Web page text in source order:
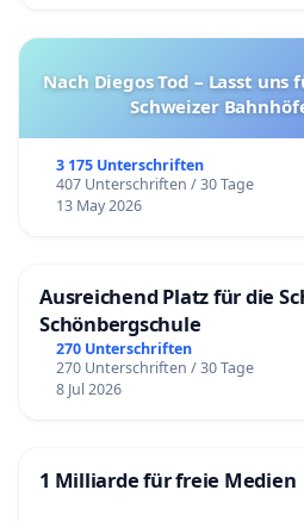
Nach Diegos Tod – Lasst
Schweizer
3 175 Unterschriften
407 Unterschriften / 30 Tage
13 May 2026
Ausreichend Platz für die
Schönbergschule
270 Unterschriften
270 Unterschriften / 30 Tage
8 Jul 2026
1 Milliarde für freie Medien